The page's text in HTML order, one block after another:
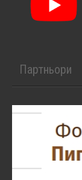
Партньори